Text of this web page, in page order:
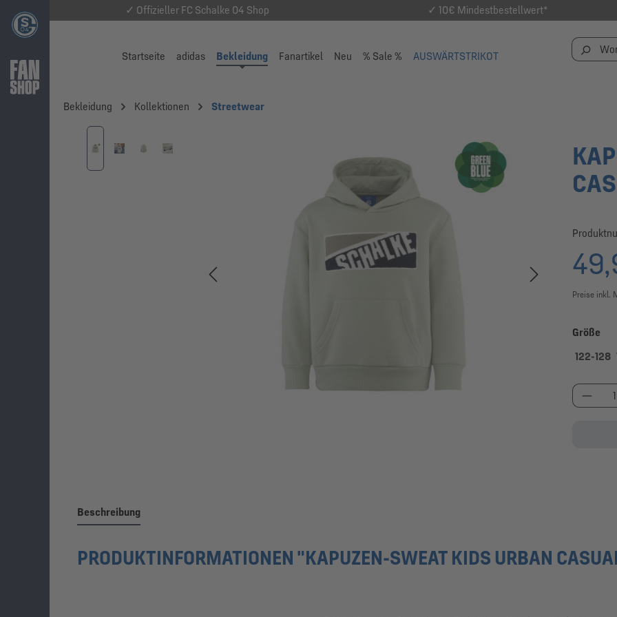
✓ Offizieller FC Schalke 04 Shop ✓ 10€ Mindestbestellwert*
Startseite adidas Bekleidung Fanartikel Neu % Sale % AUSWÄRTSTRIKOT
Bekleidung Kollektionen Streetwear
Bildergalerie überspringen
Preise inkl.
Größe
122-128
Beschreibung
PRODUKTINFORMATIONEN "KAPUZEN-SWEAT KIDS URBAN